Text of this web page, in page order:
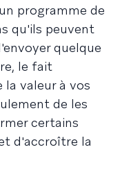
programme de
qu'ils peuvent
quelque
le fait
valeur à vos
de les
certains
d'accroître la